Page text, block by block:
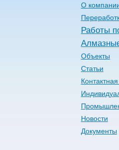
О
Работы
Объекты
Статьи
Новости
Документы